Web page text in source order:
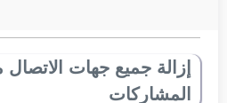
إزالة جميع جهات الاتصال
المشاركات